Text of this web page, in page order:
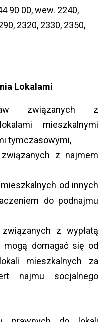
90 00, wew. 2240,
2320, 2330, 2350,
Lokalami
związanych z
mieszkalnymi
tymczasowymi,
z najmem
od innych
do podnajmu
z wypłatą
mogą domagać się od
mieszkalnych za
najmu socjalnego